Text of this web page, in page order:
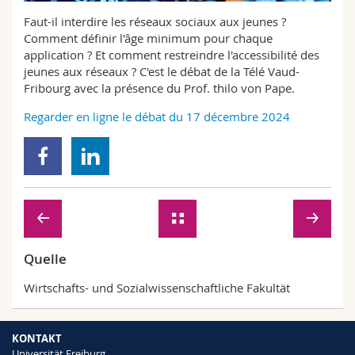
Interfakultär
Doktorierende
Vorlesungsverzeichnis
MyUnifr
Faut-il interdire les réseaux sociaux aux jeunes ?
Comment définir l'âge minimum pour chaque
application ? Et comment restreindre l'accessibilité des
jeunes aux réseaux ? C'est le débat de la Télé Vaud-
Fribourg avec la présence du Prof. thilo von Pape.
Regarder en ligne le débat du 17 décembre 2024
Quelle
Wirtschafts- und Sozialwissenschaftliche Fakultät
KONTAKT